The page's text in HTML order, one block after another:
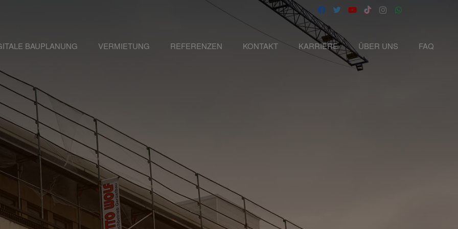
BAUPLANUNG VERMIETUNG REFERENZEN KONTAKT KARRIERE ÜBER UNS FAQ